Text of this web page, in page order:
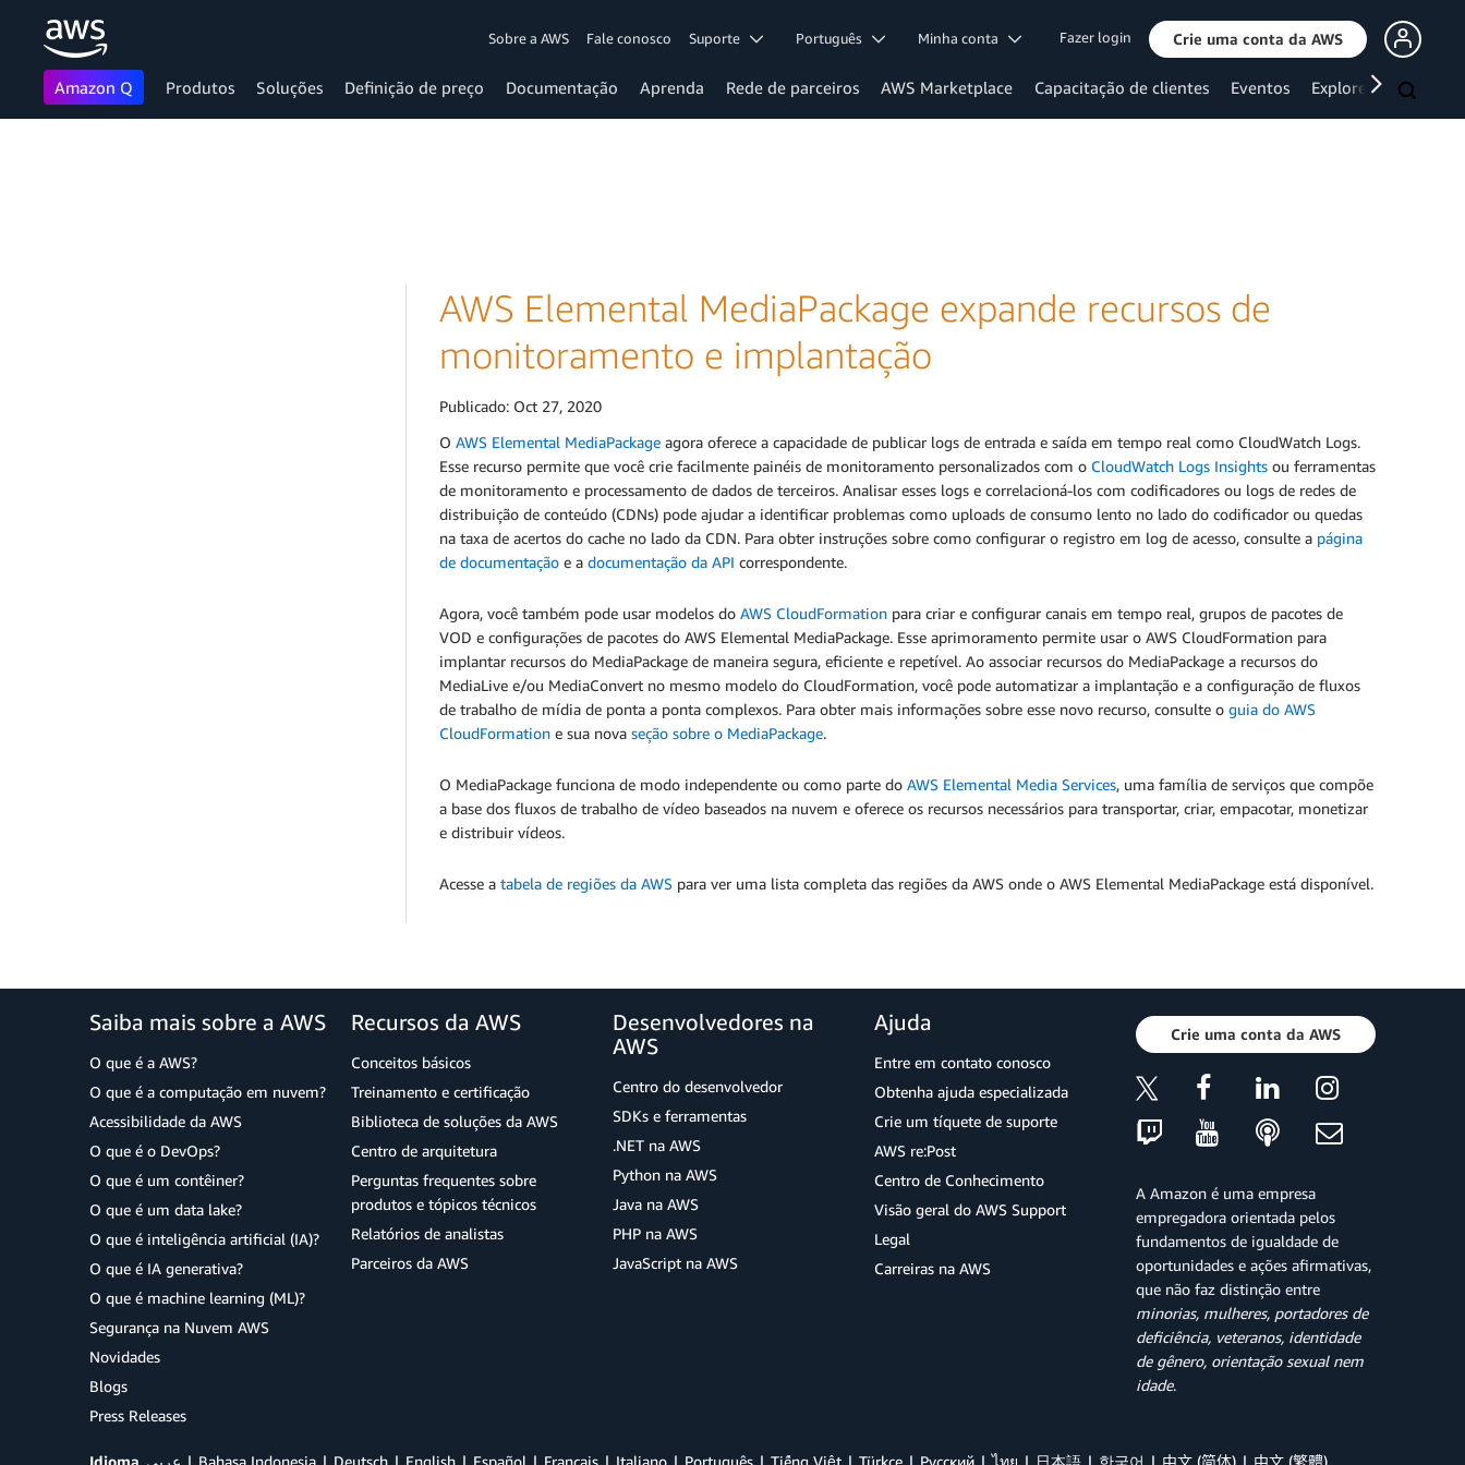
Sobre a AWS Fale conosco Suporte Português Minha conta Fazer login Crie uma conta da AWS
Amazon Q Produtos Soluções Definição de preço Documentação Aprenda Rede de parceiros AWS Marketplace Capacitação de clientes Eventos Explore mais
AWS Elemental MediaPackage expande recursos de
monitoramento e implantação
Publicado: Oct 27, 2020
O AWS Elemental MediaPackage agora oferece a capacidade de publicar logs de entrada e saída em tempo real como CloudWatch Logs.
Esse recurso permite que você crie facilmente painéis de monitoramento personalizados com o CloudWatch Logs Insights ou ferramentas
de monitoramento e processamento de dados de terceiros. Analisar esses logs e correlacioná-los com codificadores ou logs de redes de
distribuição de conteúdo (CDNs) pode ajudar a identificar problemas como uploads de consumo lento no lado do codificador ou quedas
na taxa de acertos do cache no lado da CDN. Para obter instruções sobre como configurar o registro em log de acesso, consulte a página
de documentação e a documentação da API correspondente.
Agora, você também pode usar modelos do AWS CloudFormation para criar e configurar canais em tempo real, grupos de pacotes de
VOD e configurações de pacotes do AWS Elemental MediaPackage. Esse aprimoramento permite usar o AWS CloudFormation para
implantar recursos do MediaPackage de maneira segura, eficiente e repetível. Ao associar recursos do MediaPackage a recursos do
MediaLive e/ou MediaConvert no mesmo modelo do CloudFormation, você pode automatizar a implantação e a configuração de fluxos
de trabalho de mídia de ponta a ponta complexos. Para obter mais informações sobre esse novo recurso, consulte o guia do AWS
CloudFormation e sua nova seção sobre o MediaPackage.
O MediaPackage funciona de modo independente ou como parte do AWS Elemental Media Services, uma família de serviços que compõe
a base dos fluxos de trabalho de vídeo baseados na nuvem e oferece os recursos necessários para transportar, criar, empacotar, monetizar
e distribuir vídeos.
Acesse a tabela de regiões da AWS para ver uma lista completa das regiões da AWS onde o AWS Elemental MediaPackage está disponível.
Saiba mais sobre a AWS
O que é a AWS?
O que é a computação em nuvem?
Acessibilidade da AWS
O que é o DevOps?
O que é um contêiner?
O que é um data lake?
O que é inteligência artificial (IA)?
O que é IA generativa?
O que é machine learning (ML)?
Segurança na Nuvem AWS
Novidades
Blogs
Press Releases
Recursos da AWS
Conceitos básicos
Treinamento e certificação
Biblioteca de soluções da AWS
Centro de arquitetura
Perguntas frequentes sobre
produtos e tópicos técnicos
Relatórios de analistas
Parceiros da AWS
Desenvolvedores na
AWS
Centro do desenvolvedor
SDKs e ferramentas
.NET na AWS
Python na AWS
Java na AWS
PHP na AWS
JavaScript na AWS
Ajuda
Entre em contato conosco
Obtenha ajuda especializada
Crie um tíquete de suporte
AWS re:Post
Centro de Conhecimento
Visão geral do AWS Support
Legal
Carreiras na AWS
Crie uma conta da AWS
A Amazon é uma empresa
empregadora orientada pelos
fundamentos de igualdade de
oportunidades e ações afirmativas,
que não faz distinção entre
minorias, mulheres, portadores de
deficiência, veteranos, identidade
de gênero, orientação sexual nem
idade.